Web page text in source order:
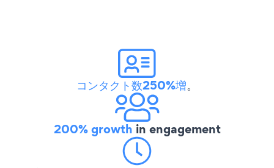
コンタクト数250%増。
200% growth in engagement